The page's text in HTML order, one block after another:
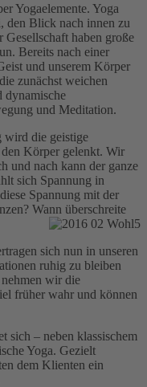
Yogaelemente. Yoga
den Blick nach innen zu
Gesellschaft haben große
Bereits nach einer
und unserem Körper
zunächst weichen
dynamische
und Meditation.
wird die geistige
Körper gelenkt. Wir
und nach kann der ganze
sich Spannung in
Spannung mit der
Wann überschreite
sich nun in unseren
ruhig zu bleiben
wir die
früher wahr und können
sich – neben klassischem
Yoga. Gezielt
dem Klienten ein